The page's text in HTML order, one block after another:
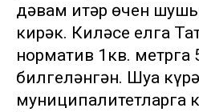
дәвам итәр өчен
кирәк. Киләсе елга
норматив 1кв.
билгеләнгән. Шуңа
муниципалитетларга